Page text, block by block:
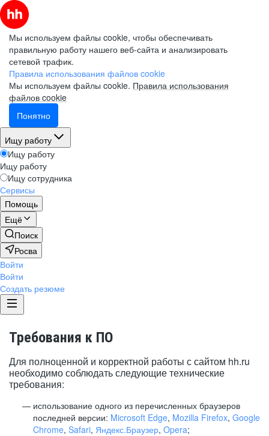
Мы используем файлы cookie, чтобы обеспечивать
правильную работу нашего веб-сайта и анализировать
сетевой трафик.
Правила использования файлов cookie
Мы используем файлы cookie. Правила использования
файлов cookie
Понятно
Ищу работу
Ищу работу
Ищу работу
Ищу сотрудника
Сервисы
Помощь
Ещё
Поиск
Росва
Войти
Войти
Создать резюме
Требования к ПО
Для полноценной и корректной работы с сайтом hh.ru
необходимо соблюдать следующие технические
требования:
использование одного из перечисленных браузеров
последней версии: Microsoft Edge, Mozilla Firefox, Google
Chrome, Safari, Яндекс.Браузер, Opera;